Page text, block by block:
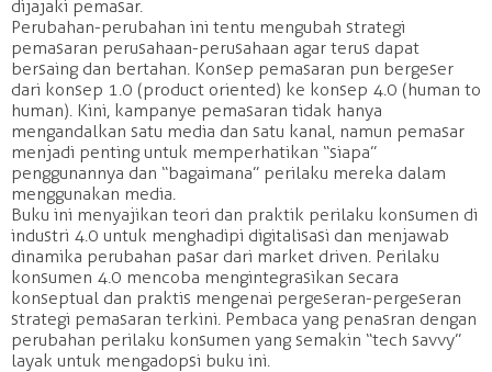
dijajaki pemasar.
Perubahan-perubahan ini tentu mengubah strategi
pemasaran perusahaan-perusahaan agar terus dapat
bersaing dan bertahan. Konsep pemasaran pun bergeser
dari konsep 1.0 (product oriented) ke konsep 4.0 (human to
human). Kini, kampanye pemasaran tidak hanya
mengandalkan satu media dan satu kanal, namun pemasar
menjadi penting untuk memperhatikan “siapa”
penggunannya dan “bagaimana” perilaku mereka dalam
menggunakan media.
Buku ini menyajikan teori dan praktik perilaku konsumen di
industri 4.0 untuk menghadipi digitalisasi dan menjawab
dinamika perubahan pasar dari market driven. Perilaku
konsumen 4.0 mencoba mengintegrasikan secara
konseptual dan praktis mengenai pergeseran-pergeseran
strategi pemasaran terkini. Pembaca yang penasran dengan
perubahan perilaku konsumen yang semakin “tech savvy”
layak untuk mengadopsi buku ini.